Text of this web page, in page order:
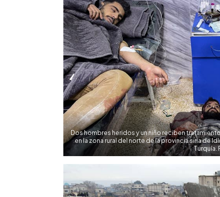
Dos hombres heridos y un niño reciben
en la zona rural del norte de la provincia siria de
Turquía.